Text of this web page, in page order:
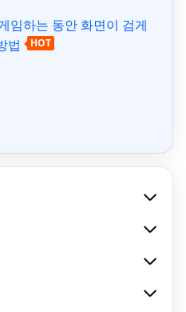
임하는 동안 화면이 검게
법
HOT